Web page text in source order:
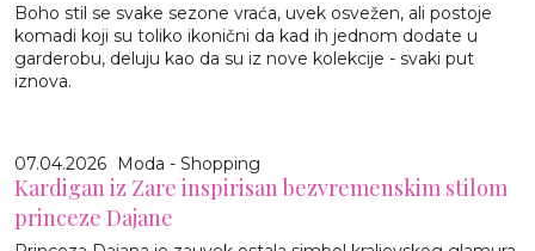
Boho stil se svake sezone vraća, uvek osvežen, ali postoje
komadi koji su toliko ikonični da kad ih jednom dodate u
garderobu, deluju kao da su iz nove kolekcije - svaki put
iznova.
07.04.2026 Moda - Shopping
Kardigan iz Zare inspirisan bezvremenskim stilom
princeze Dajane